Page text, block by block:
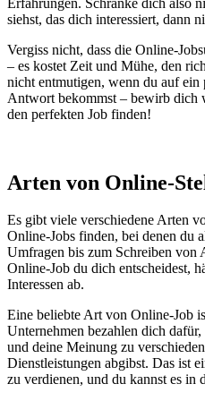
siehst, das dich interessiert, dann
Vergiss nicht, dass die Online-
– es kostet Zeit und Mühe, den
nicht entmutigen, wenn du auf ein
Antwort bekommst – bewirb dich
den perfekten Job finden!
Arten von Online-
Es gibt viele verschiedene Arten
Online-Jobs finden, bei denen du
Umfragen bis zum Schreiben
Online-Job du dich entscheidest,
Interessen ab.
Eine beliebte Art von Online-Job
Unternehmen bezahlen dich
und deine Meinung zu
Dienstleistungen abgibst. Das ist
zu verdienen, und du kannst es in